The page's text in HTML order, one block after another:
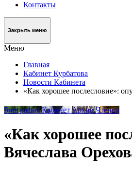
Контакты
Закрыть меню
Меню
Главная
Кабинет Курбатова
Новости Кабинета
«Как хорошее послесловие»:
БиографияКабинетАрхивЧтения
«Как хорошее
Вячеслава